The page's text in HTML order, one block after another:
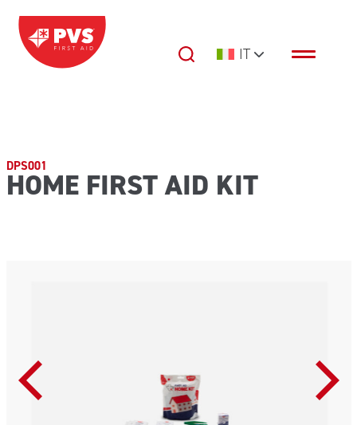
Vai al contenuto
Navigazione principale IT
DPS001
HOME FIRST AID KIT